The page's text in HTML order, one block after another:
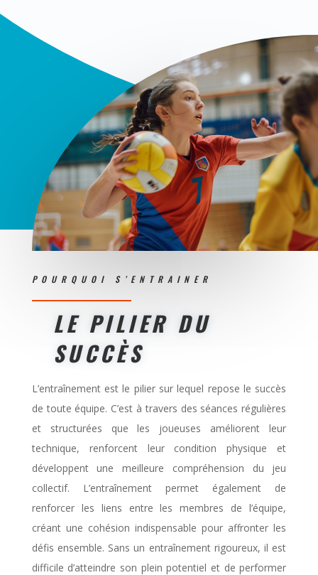
POURQUOI S’ENTRAINER
LE PILIER DU
SUCCÈS
L’entraînement est le pilier sur lequel repose le succès
de toute équipe. C’est à travers des séances régulières
et structurées que les joueuses améliorent leur
technique, renforcent leur condition physique et
développent une meilleure compréhension du jeu
collectif. L’entraînement permet également de
renforcer les liens entre les membres de l’équipe,
créant une cohésion indispensable pour affronter les
défis ensemble. Sans un entraînement rigoureux, il est
difficile d’atteindre son plein potentiel et de performer